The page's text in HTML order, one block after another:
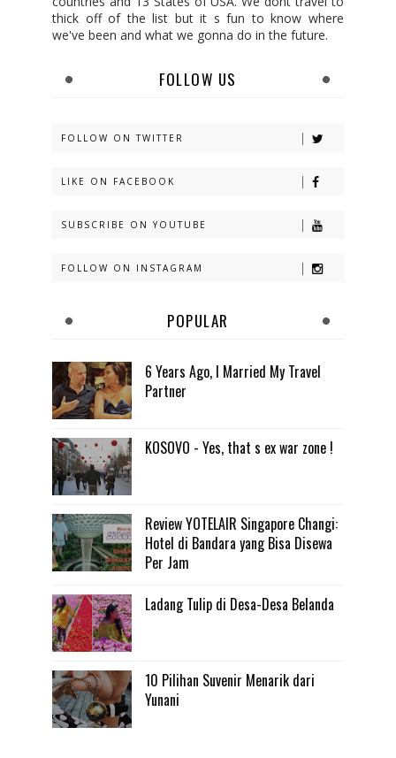
thick off of the list but it s fun to know where
we've been and what we gonna do in the future.
FOLLOW US
FOLLOW ON TWITTER
LIKE ON FACEBOOK
SUBSCRIBE ON YOUTUBE
FOLLOW ON INSTAGRAM
POPULAR
6 Years Ago, I Married My Travel
Partner
KOSOVO - Yes, that s ex war zone !
Review YOTELAIR Singapore Changi:
Hotel di Bandara yang Bisa Disewa
Per Jam
Ladang Tulip di Desa-Desa Belanda
10 Pilihan Suvenir Menarik dari
Yunani